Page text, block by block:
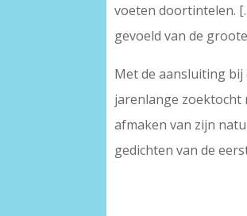
voeten doortintelen.
gevoeld van de
Met de aansluiting bij
jarenlange zoektocht
afmaken van zijn
gedichten van de